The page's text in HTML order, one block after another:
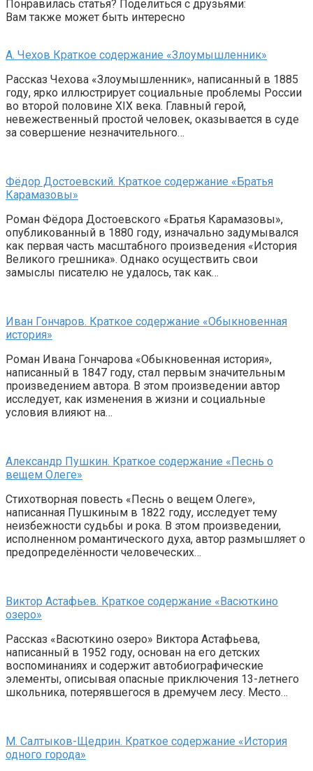
Понравилась статья? Поделиться с друзьями:
Вам также может быть интересно
А. Чехов Краткое содержание «Злоумышленник»
Рассказ Чехова «Злоумышленник», написанный в 1885
году, ярко иллюстрирует социальные проблемы России
во второй половине XIX века. Главный герой,
невежественный простой человек, оказывается в суде
за совершение незначительного…
Фёдор Достоевский. Краткое содержание «Братья
Карамазовы»
Роман Фёдора Достоевского «Братья Карамазовы»,
опубликованный в 1880 году, изначально задумывался
как первая часть масштабного произведения «История
Великого грешника». Однако осуществить свои
замыслы писателю не удалось, так как…
Иван Гончаров. Краткое содержание «Обыкновенная
история»
Роман Ивана Гончарова «Обыкновенная история»,
написанный в 1847 году, стал первым значительным
произведением автора. В этом произведении автор
исследует, как изменения в жизни и социальные
условия влияют на…
Александр Пушкин. Краткое содержание «Песнь о
вещем Олеге»
Стихотворная повесть «Песнь о вещем Олеге»,
написанная Пушкиным в 1822 году, исследует тему
неизбежности судьбы и рока. В этом произведении,
исполненном романтического духа, автор размышляет о
предопределённости человеческих…
Виктор Астафьев. Краткое содержание «Васюткино
озеро»
Рассказ «Васюткино озеро» Виктора Астафьева,
написанный в 1952 году, основан на его детских
воспоминаниях и содержит автобиографические
элементы, описывая опасные приключения 13-летнего
школьника, потерявшегося в дремучем лесу. Место…
М. Салтыков-Щедрин. Краткое содержание «История
одного города»